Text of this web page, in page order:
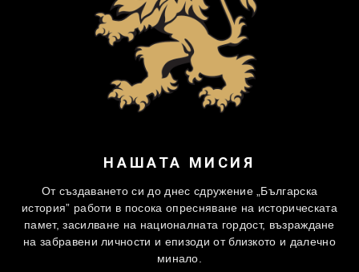
НАШАТА МИСИЯ
От създаването си до днес сдружение „Българска
история” работи в посока опресняване на историческата
памет, засилване на националната гордост, възраждане
на забравени личности и епизоди от близкото и далечно
минало.